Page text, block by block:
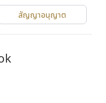
สัญญาอนุญาต